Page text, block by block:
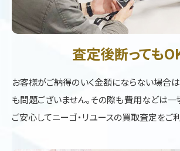
査定後断っても
お客様がご納得のいく金額にならない場合
も問題ございません。その際も費用などは
ご安心してニーゴ・リユースの買取査定をご